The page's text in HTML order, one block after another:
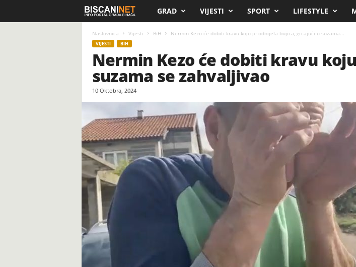
i
c
n
i
GRAD VIJESTI SPORT LIFESTYLE
Naslovnica Vijesti BiH Nermin Kezo će dobiti kravu koju je odnijela bujica, grcajući u suzama...
VIJESTI BIH
Nermin Kezo će dobiti kravu
suzama se zahvaljivao
10 Oktobra, 2024